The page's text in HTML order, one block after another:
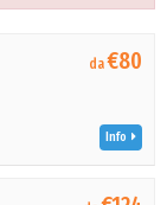
da€80
Info